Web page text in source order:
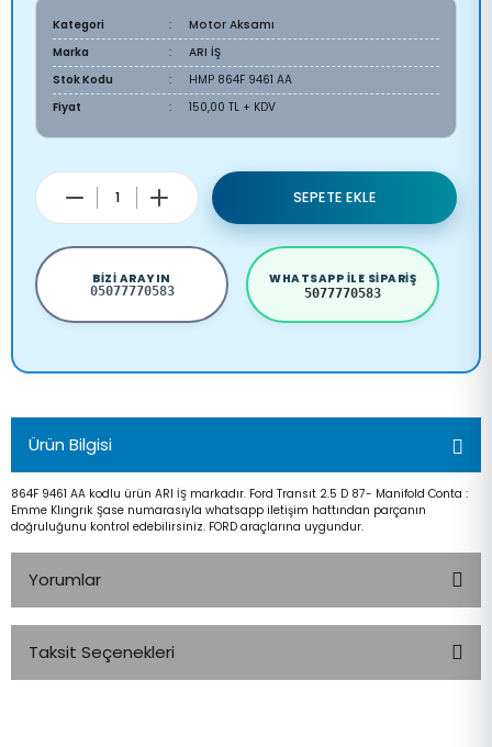
Kategori
Motor Aksamı
Marka
ARI İŞ
Stok Kodu
HMP 864F 9461 AA
Fiyat
150,00 TL + KDV
SEPETE EKLE
BIZI ARAYIN
05077770583
WHATSAPP ILE SIPARIŞ
5077770583
Ürün Bilgisi
864F 9461 AA kodlu ürün ARI İŞ markadır. Ford Transıt 2.5 D 87- Manifold Conta :
Emme Klıngrık Şase numarasıyla whatsapp iletişim hattından parçanın
doğruluğunu kontrol edebilirsiniz. FORD araçlarına uygundur.
Yorumlar
Taksit Seçenekleri